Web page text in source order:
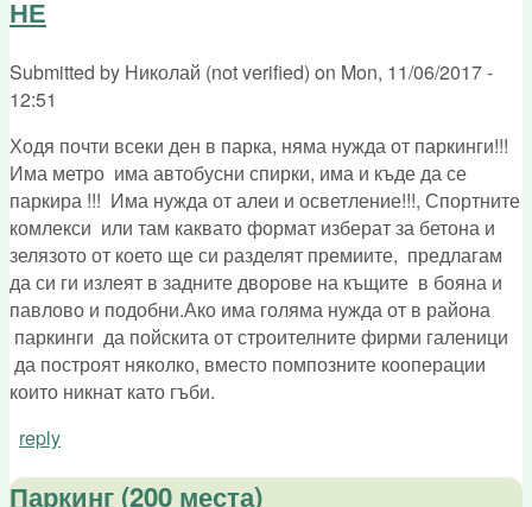
НЕ
Submitted by Николай (not verified) on Mon, 11/06/2017 -
12:51
Ходя почти всеки ден в парка, няма нужда от паркинги!!!
Има метро има автобусни спирки, има и къде да се
паркира !!! Има нужда от алеи и осветление!!!, Спортните
комлекси или там каквато формат изберат за бетона и
зелязото от което ще си разделят премиите, предлагам
да си ги излеят в задните дворове на къщите в бояна и
павлово и подобни.Ако има голяма нужда от в района
паркинги да пойскита от строителните фирми галеници
да построят няколко, вместо помпозните кооперации
които никнат като гъби.
reply
Паркинг (200 места)